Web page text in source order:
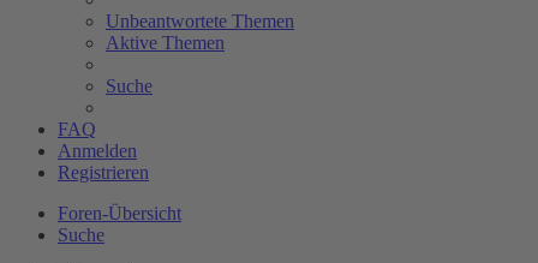
Unbeantwortete Themen
Aktive Themen
Suche
FAQ
Anmelden
Registrieren
Foren-Übersicht
Suche